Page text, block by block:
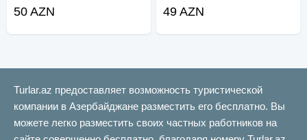
(Mercedes-Benz Sprinter).
50 AZN 49 AZN
Turlar.az предоставляет возможность туристической
компании в Азербайджане разместить его бесплатно. Вы
можете легко разместить своих частных работников на